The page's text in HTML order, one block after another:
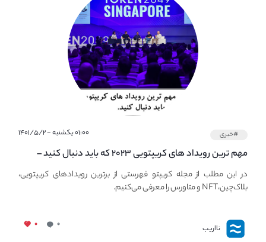
#خبری ۰۱:۰۰ یکشنبه - ۱۴۰۱/۵/۲
مهم ترین رویداد های کریپتویی ۲۰۲۳ که باید دنبال کنید –
معرفی بهترین رویداد های جهانی
در این مطلب از مجله کریپتو فهرستی از برترین رویدادهای کریپتویی،
بلاک‌چین،NFT و متاورس را معرفی می‌کنیم.
نااریب ۰ ۰